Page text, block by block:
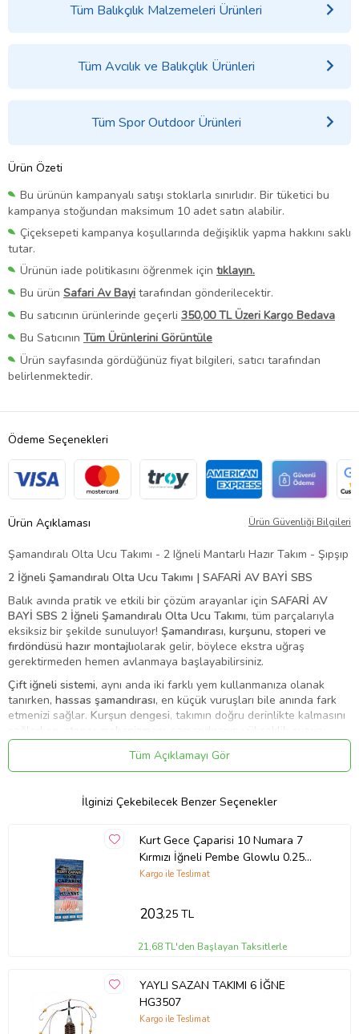
Tüm Balıkçılık Malzemeleri Ürünleri
Tüm Avcılık ve Balıkçılık Ürünleri
Tüm Spor Outdoor Ürünleri
Ürün Özeti
Bu ürünün kampanyalı satışı stoklarla sınırlıdır. Bir tüketici bu
kampanya stoğundan maksimum 10 adet satın alabilir.
Çiçeksepeti kampanya koşullarında değişiklik yapma hakkını saklı
tutar.
Ürünün iade politikasını öğrenmek için tıklayın.
Bu ürün Safari Av Bayi tarafından gönderilecektir.
Bu satıcının ürünlerinde geçerli 350,00 TL Üzeri Kargo Bedava
Bu Satıcının Tüm Ürünlerini Görüntüle
Ürün sayfasında gördüğünüz fiyat bilgileri, satıcı tarafından
belirlenmektedir.
Ödeme Seçenekleri
Ürün Açıklaması Ürün Güvenliği Bilgileri
Şamandıralı Olta Ucu Takımı - 2 Iğneli Mantarlı Hazır Takım - Şıpşıp
2 İğneli Şamandıralı Olta Ucu Takımı | SAFARİ AV BAYİ SBS
Balık avında pratik ve etkili bir çözüm arayanlar için SAFARİ AV
BAYİ SBS 2 İğneli Şamandıralı Olta Ucu Takımı, tüm parçalarıyla
eksiksiz bir şekilde sunuluyor! Şamandırası, kurşunu, stoperi ve
fırdöndüsü hazır montajlıolarak gelir, böylece ekstra uğraş
gerektirmeden hemen avlanmaya başlayabilirsiniz.
Çift iğneli sistemi, aynı anda iki farklı yem kullanmanıza olanak
tanırken, hassas şamandırası, en küçük vuruşları bile anında fark
etmenizi sağlar. Kurşun dengesi, takımın doğru derinlikte kalmasını
sağlarken,
stoper mekanizması
, şamandıranın yükseklik ayarını
kolayca yapmanıza yardımcı olur.
önleyerek daha rahat ve sorunsuz bir av deneyimi sunar.
idealdir. Hem profesyonel hem de amatör balıkçılar için mükemmel
Öne Çıkan Özellikler:
Kullanıma hazır set:
Şamandıra, kurşun, stoper ve fırdöndü
önceden bağlanmıştır.
2 iğneli sistem:
Dengeli kurşun ağırlık:
Takımın su içinde ideal seviyede kalmasını
Stoper ayarlı:Şamandıranın yüksekliği ihtiyaca göre kolayca
ayarlanabilir.
Tüm Açıklamayı Gör
İlginizi Çekebilecek Benzer Seçenekler
Kurt Gece Çaparisi 10 Numara 7
Kırmızı İğneli Pembe Glowlu 0.25
Beden 0.15 Kısa Köstek
Kargo ile Teslimat
203,25 TL
21,68 TL'den Başlayan Taksitlerle
YAYLI SAZAN TAKIMI 6 İĞNE
HG3507
Kargo ile Teslimat